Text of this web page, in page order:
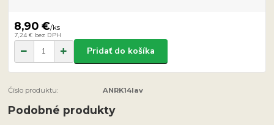
8,90 €/ks
7,24 € bez DPH
Pridať do košíka
Číslo produktu: ANRK14lav
Podobné produkty